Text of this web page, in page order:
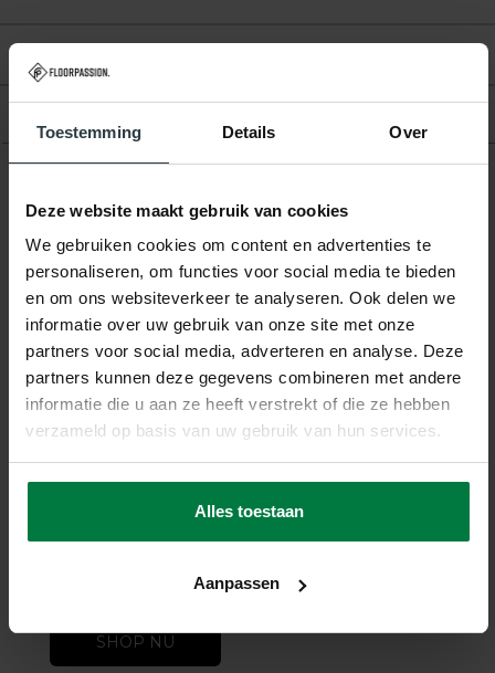
Toestemming Details Over
Deze website maakt gebruik van cookies
We gebruiken cookies om content en advertenties te
personaliseren, om functies voor social media te bieden
en om ons websiteverkeer te analyseren. Ook delen we
informatie over uw gebruik van onze site met onze
partners voor social media, adverteren en analyse. Deze
partners kunnen deze gegevens combineren met andere
informatie die u aan ze heeft verstrekt of die ze hebben
verzameld op basis van uw gebruik van hun services.
Alles toestaan
Aanpassen
Beoordelingen
Product
Gerelateerde producten
Fay Soft White - zacht
vloerkleed
144,-
SHOP NU